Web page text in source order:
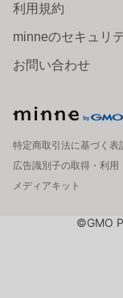
利用規約
minneのセキュリ
お問い合わせ
特定商取引法に基づく表
広告識別子の取得・利用
メディアキット
©GMO